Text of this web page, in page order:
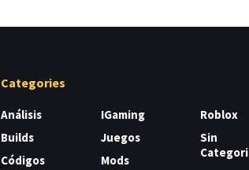
Categories
Análisis
Builds
Códigos
IGaming
Juegos
Mods
Roblox
Sin